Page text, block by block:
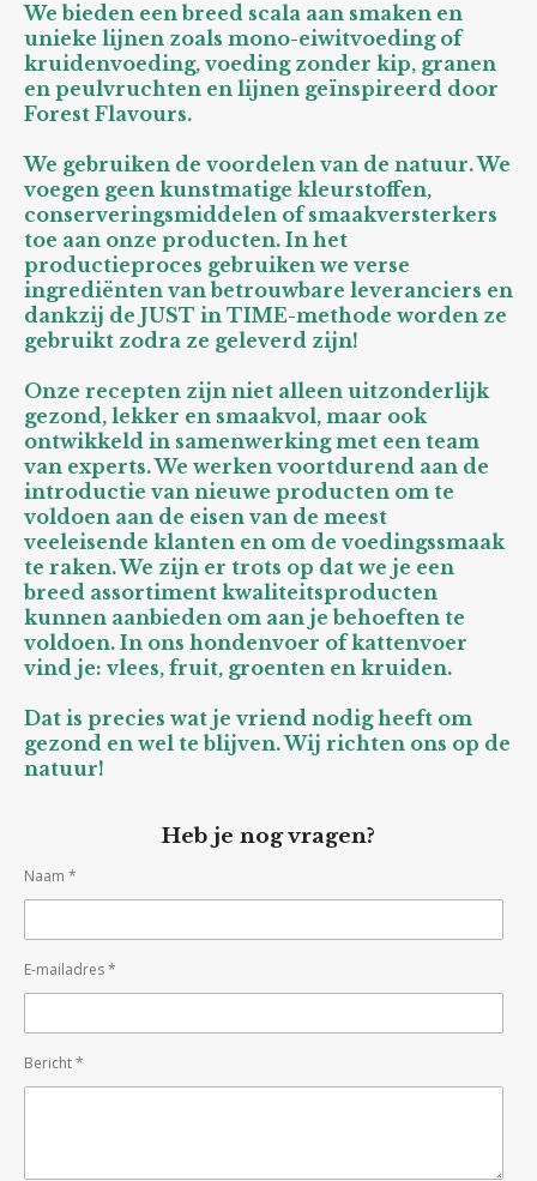
We bieden een breed scala aan smaken en
unieke lijnen zoals mono-eiwitvoeding of
kruidenvoeding, voeding zonder kip, granen
en peulvruchten en lijnen geïnspireerd door
Forest Flavours.
We gebruiken de voordelen van de natuur. We
voegen geen kunstmatige kleurstoffen,
conserveringsmiddelen of smaakversterkers
toe aan onze producten. In het
productieproces gebruiken we verse
ingrediënten van betrouwbare leveranciers en
dankzij de JUST in TIME-methode worden ze
gebruikt zodra ze geleverd zijn!
Onze recepten zijn niet alleen uitzonderlijk
gezond, lekker en smaakvol, maar ook
ontwikkeld in samenwerking met een team
van experts. We werken voortdurend aan de
introductie van nieuwe producten om te
voldoen aan de eisen van de meest
veeleisende klanten en om de voedingssmaak
te raken. We zijn er trots op dat we je een
breed assortiment kwaliteitsproducten
kunnen aanbieden om aan je behoeften te
voldoen. In ons hondenvoer of kattenvoer
vind je: vlees, fruit, groenten en kruiden.
Dat is precies wat je vriend nodig heeft om
gezond en wel te blijven. Wij richten ons op de
natuur!
Heb je nog vragen?
Naam *
E-mailadres *
Bericht *